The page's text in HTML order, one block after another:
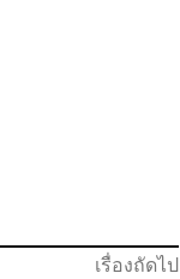
เรื่องถัดไป